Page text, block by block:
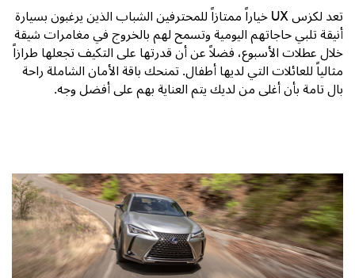
تعد لكزسUXخياراً ممتازاً للمحترفين الشباب الذين يرغبون بسيارة
أنيقة تلبي حاجاتهم اليومية وتسمح لهم بالخروج في مغامرات شيقة
خلال عطلات الأسبوع، فضلاً عن أن قدرتها على التكيف تجعلها طرازاً
مثالياً للعائلات التي لديها أطفال. تمنحك باقة الأمان الشاملة راحة
بال تامة بأن أغلى من لديك يتم العناية بهم على أفضل وجه.